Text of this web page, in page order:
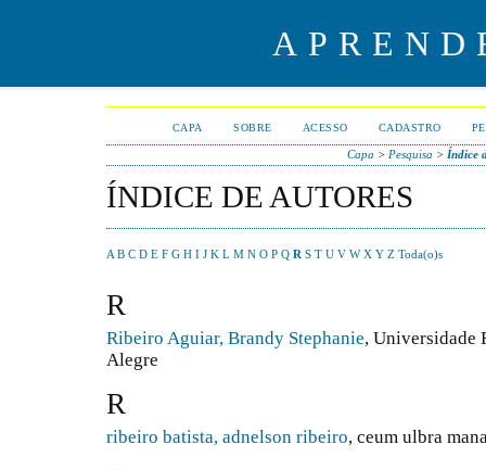
CAPA SOBRE ACESSO CADASTRO
Capa > Pesquisa > Índice
ÍNDICE DE AUTORES
A B C D E F G H I J K L M N O P Q R S T U V W X Y Z Toda(o)s
R
Ribeiro Aguiar, Brandy Stephanie, Universidade
Alegre
R
ribeiro batista, adnelson ribeiro, ceum ulbra